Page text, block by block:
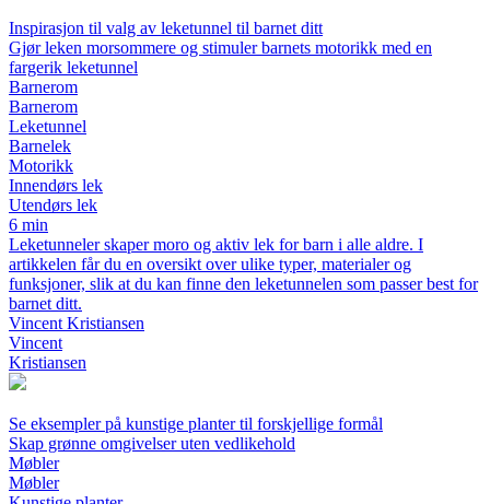
Inspirasjon til valg av leketunnel til barnet ditt
Gjør leken morsommere og stimuler barnets motorikk med en
fargerik leketunnel
Barnerom
Barnerom
Leketunnel
Barnelek
Motorikk
Innendørs lek
Utendørs lek
6 min
Leketunneler skaper moro og aktiv lek for barn i alle aldre. I
artikkelen får du en oversikt over ulike typer, materialer og
funksjoner, slik at du kan finne den leketunnelen som passer best for
barnet ditt.
Vincent Kristiansen
Vincent
Kristiansen
Se eksempler på kunstige planter til forskjellige formål
Skap grønne omgivelser uten vedlikehold
Møbler
Møbler